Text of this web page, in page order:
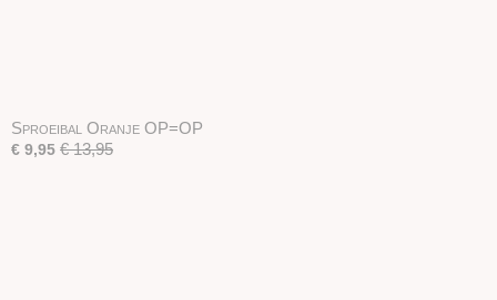
Sproeibal Oranje OP=OP
€ 9,95 € 13,95